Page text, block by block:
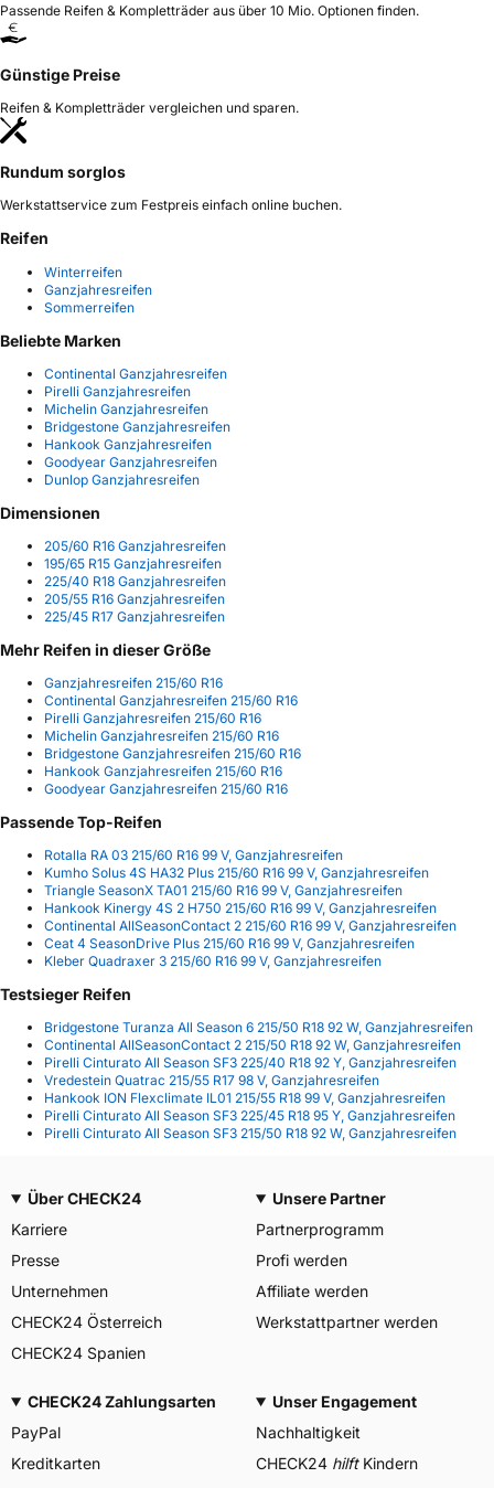
Passende Reifen & Kompletträder aus über 10 Mio. Optionen finden.
Günstige Preise
Reifen & Kompletträder vergleichen und sparen.
Rundum sorglos
Werkstattservice zum Festpreis einfach online buchen.
Reifen
Winterreifen
Ganzjahresreifen
Sommerreifen
Beliebte Marken
Continental Ganzjahresreifen
Pirelli Ganzjahresreifen
Michelin Ganzjahresreifen
Bridgestone Ganzjahresreifen
Hankook Ganzjahresreifen
Goodyear Ganzjahresreifen
Dunlop Ganzjahresreifen
Dimensionen
205/60 R16 Ganzjahresreifen
195/65 R15 Ganzjahresreifen
225/40 R18 Ganzjahresreifen
205/55 R16 Ganzjahresreifen
225/45 R17 Ganzjahresreifen
Mehr Reifen in dieser Größe
Ganzjahresreifen 215/60 R16
Continental Ganzjahresreifen 215/60 R16
Pirelli Ganzjahresreifen 215/60 R16
Michelin Ganzjahresreifen 215/60 R16
Bridgestone Ganzjahresreifen 215/60 R16
Hankook Ganzjahresreifen 215/60 R16
Goodyear Ganzjahresreifen 215/60 R16
Passende Top-Reifen
Rotalla RA 03 215/60 R16 99 V, Ganzjahresreifen
Kumho Solus 4S HA32 Plus 215/60 R16 99 V, Ganzjahresreifen
Triangle SeasonX TA01 215/60 R16 99 V, Ganzjahresreifen
Hankook Kinergy 4S 2 H750 215/60 R16 99 V, Ganzjahresreifen
Continental AllSeasonContact 2 215/60 R16 99 V, Ganzjahresreifen
Ceat 4 SeasonDrive Plus 215/60 R16 99 V, Ganzjahresreifen
Kleber Quadraxer 3 215/60 R16 99 V, Ganzjahresreifen
Testsieger Reifen
Bridgestone Turanza All Season 6 215/50 R18 92 W, Ganzjahresreifen
Continental AllSeasonContact 2 215/50 R18 92 W, Ganzjahresreifen
Pirelli Cinturato All Season SF3 225/40 R18 92 Y, Ganzjahresreifen
Vredestein Quatrac 215/55 R17 98 V, Ganzjahresreifen
Hankook ION Flexclimate IL01 215/55 R18 99 V, Ganzjahresreifen
Pirelli Cinturato All Season SF3 225/45 R18 95 Y, Ganzjahresreifen
Pirelli Cinturato All Season SF3 215/50 R18 92 W, Ganzjahresreifen
Über CHECK24
Karriere
Presse
Unternehmen
CHECK24 Österreich
CHECK24 Spanien
Unsere Partner
Partnerprogramm
Profi werden
Affiliate werden
Werkstattpartner werden
CHECK24 Zahlungsarten
PayPal
Kreditkarten
Unser Engagement
Nachhaltigkeit
CHECK24 hilftKindern